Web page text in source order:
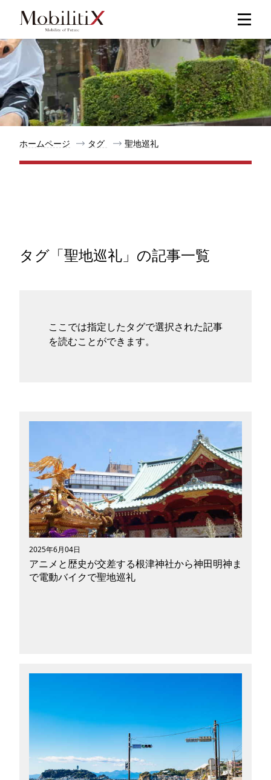
新着記事
人気記事
都道府県
お問い合わせ
ホームページ タグ 聖地巡礼
タグ「聖地巡礼」の記事一覧
ここでは指定したタグで選択された記事
を読むことができます。
2025年6月04日
アニメと歴史が交差する根津神社から神田明神ま
で電動バイクで聖地巡礼
とアニメを体感できる、今だけの特別な東京の楽
しみ方を紹介します。